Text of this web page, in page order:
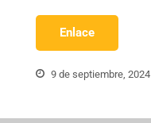
Enlace
9 de septiembre, 2024